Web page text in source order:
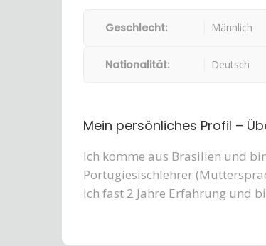
Geschlecht: Männlich
Nationalität: Deutsch
Mein persönliches Profil –
Ich komme aus Brasilien und
Portugiesischlehrer
ich fast 2 Jahre Erfahrung und